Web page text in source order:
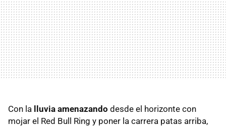
Con la lluvia amenazando desde el horizonte con
mojar el Red Bull Ring y poner la carrera patas arriba,